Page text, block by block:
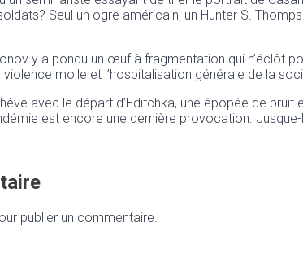
Seul un ogre américain, un Hunter S.
y a pondu un œuf à fragmentation qui n’éclôt
molle et l’hospitalisation générale de la
avec le départ d’Editchka, une épopée de
est encore une dernière provocation.
publier un commentaire.